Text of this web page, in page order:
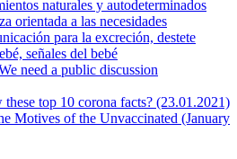
naturales y autodeterminados
orientada a las necesidades
para la excreción, destete
señales del bebé
need a public discussion
top 10 corona facts? (23.01.2021)
Motives of the Unvaccinated (January